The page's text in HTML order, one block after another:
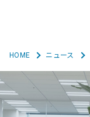
HOME ニュース